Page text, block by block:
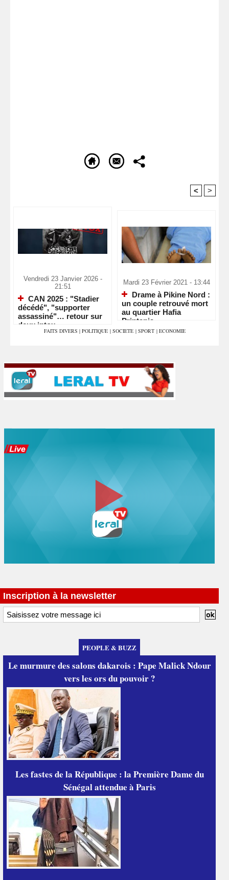
< >
Vendredi 23 Janvier 2026 -
21:51
CAN 2025 : "Stadier
décédé", "supporter
assassiné"… retour sur
deux intox
Mardi 23 Février 2021 - 13:44
Drame à Pikine Nord :
un couple retrouvé mort
au quartier Hafia
Printania
FAITS DIVERS | POLITIQUE | SOCIETE | SPORT | ECONOMIE
Inscription à la newsletter
PEOPLE & BUZZ
Le murmure des salons dakarois : Pape Malick Ndour
vers les ors du pouvoir ?
Les fastes de la République : la Première Dame du
Sénégal attendue à Paris